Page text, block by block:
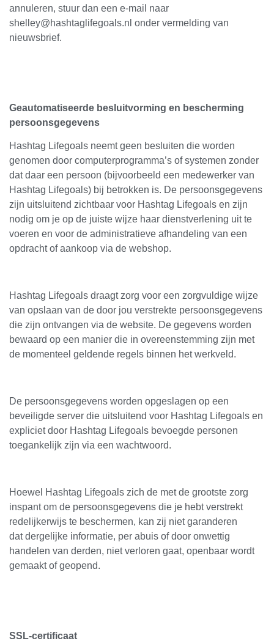
annuleren, stuur dan een e-mail naar
shelley@hashtaglifegoals.nl onder vermelding van
nieuwsbrief.
Geautomatiseerde besluitvorming en bescherming
persoonsgegevens
Hashtag Lifegoals neemt geen besluiten die worden
genomen door computerprogramma’s of systemen zonder
dat daar een persoon (bijvoorbeeld een medewerker van
Hashtag Lifegoals) bij betrokken is. De persoonsgegevens
zijn uitsluitend zichtbaar voor Hashtag Lifegoals en zijn
nodig om je op de juiste wijze haar dienstverlening uit te
voeren en voor de administratieve afhandeling van een
opdracht of aankoop via de webshop.
Hashtag Lifegoals draagt zorg voor een zorgvuldige wijze
van opslaan van de door jou verstrekte persoonsgegevens
die zijn ontvangen via de website. De gegevens worden
bewaard op een manier die in overeenstemming zijn met
de momenteel geldende regels binnen het werkveld.
De persoonsgegevens worden opgeslagen op een
beveiligde server die uitsluitend voor Hashtag Lifegoals en
expliciet door Hashtag Lifegoals bevoegde personen
toegankelijk zijn via een wachtwoord.
Hoewel Hashtag Lifegoals zich de met de grootste zorg
inspant om de persoonsgegevens die je hebt verstrekt
redelijkerwijs te beschermen, kan zij niet garanderen
datdergelijke informatie, per abuis of door onwettig
handelen van derden, niet verloren gaat, openbaar wordt
gemaakt of geopend.
SSL-certificaat